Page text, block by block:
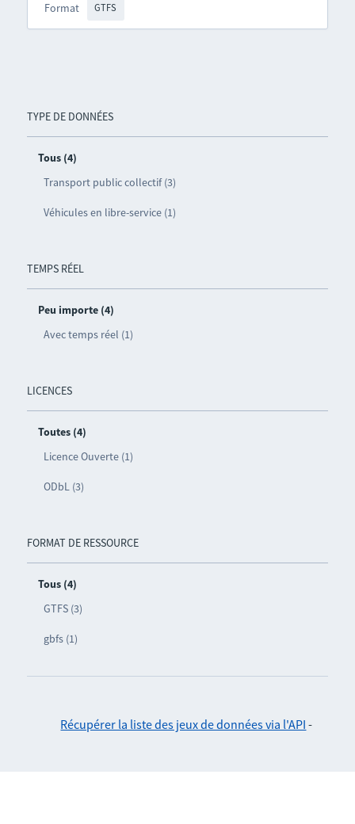
TYPE DE DONNÉES
Tous (4)
Transport public collectif (3)
Véhicules en libre-service (1)
TEMPS RÉEL
Peu importe (4)
Avec temps réel (1)
LICENCES
Toutes (4)
Licence Ouverte (1)
ODbL (3)
FORMAT DE RESSOURCE
Tous (4)
GTFS (3)
gbfs (1)
Format GTFS
Récupérer la liste des jeux de données via l'API -